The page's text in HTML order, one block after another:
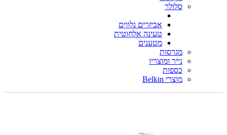
סלולר
אביזרים נלווים
טעינה אלחוטית
מטענים
מגרסות
נייר ומוצריו
כספות
מוצרי Belkin